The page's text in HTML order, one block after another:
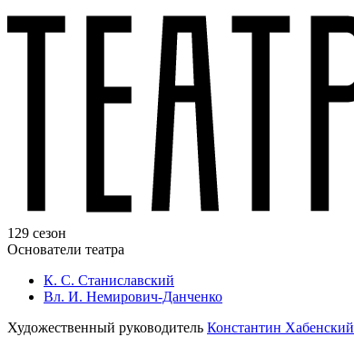
129 сезон
Основатели театра
К. С. Станиславский
Вл. И. Немирович-Данченко
Художественный руководитель Константин Хабенский